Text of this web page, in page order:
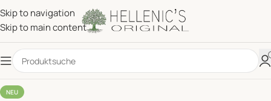
Skip to navigation
Skip to main content
NEU